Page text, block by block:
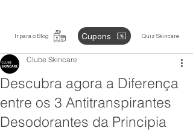
Ir para o Blog Cupons Quiz Skincare
Descubra agora a Diferença
entre os 3 Antitranspirantes
Desodorantes da Principia
Clube Skincare